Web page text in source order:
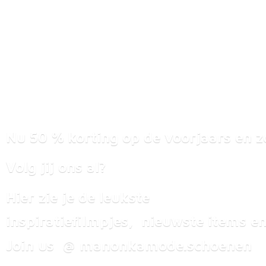
Nu 50 % korting op de voorjaars en
Volg jij ons al?
Hier zie je de leukste
inspiratiefilmpjes, nieuwste items
Join us @ manonkamode.schoenen